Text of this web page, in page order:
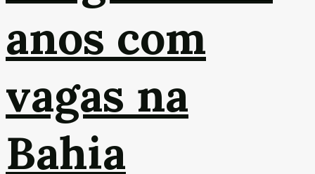
anos com
vagas na
Bahia